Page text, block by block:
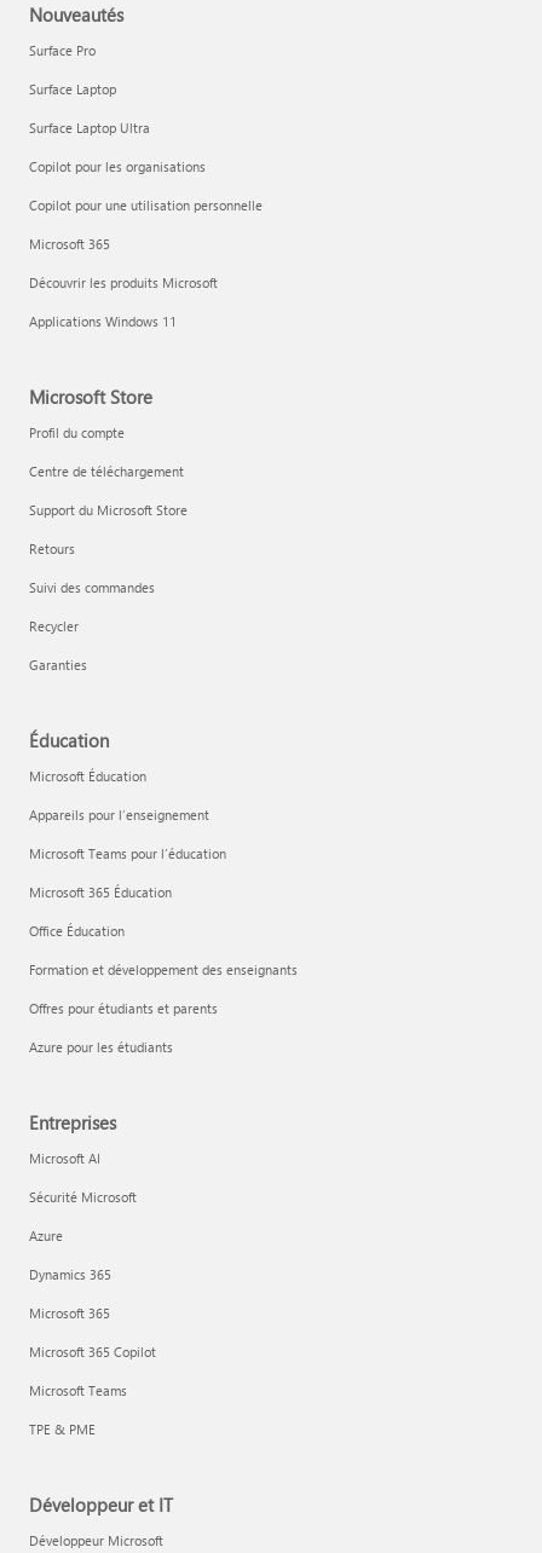
Nouveautés
Surface Pro
Surface Laptop
Surface Laptop Ultra
Copilot pour les organisations
Copilot pour une utilisation personnelle
Microsoft 365
Découvrir les produits Microsoft
Applications Windows 11
Microsoft Store
Profil du compte
Centre de téléchargement
Support du Microsoft Store
Retours
Suivi des commandes
Recycler
Garanties
Éducation
Microsoft Éducation
Appareils pour l’enseignement
Microsoft Teams pour l’éducation
Microsoft 365 Éducation
Office Éducation
Formation et développement des enseignants
Offres pour étudiants et parents
Azure pour les étudiants
Entreprises
Microsoft AI
Sécurité Microsoft
Azure
Dynamics 365
Microsoft 365
Microsoft 365 Copilot
Microsoft Teams
TPE & PME
Développeur et IT
Développeur Microsoft